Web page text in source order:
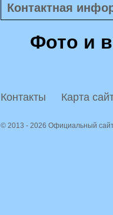
Контактная
Фото и
Контакты Карта
© 2013 - 2026 Официальный